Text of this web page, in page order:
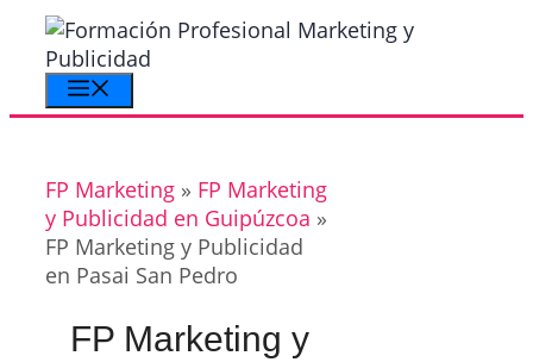
Saltar
contenido
FP Marketing » FP Marketing
y Publicidad en Guipúzcoa »
FP Marketing y Publicidad
en Pasai San Pedro
FP Marketing y